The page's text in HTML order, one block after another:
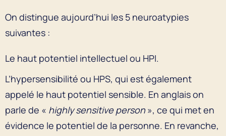
On distingue aujourd’hui les 5 neuroatypies
suivantes :
Le haut potentiel intellectuel ou HPI.
L’hypersensibilité ou HPS, qui est également
appelé le haut potentiel sensible. En anglais on
parle de « highly sensitive person », ce qui met en
évidence le potentiel de la personne. En revanche,